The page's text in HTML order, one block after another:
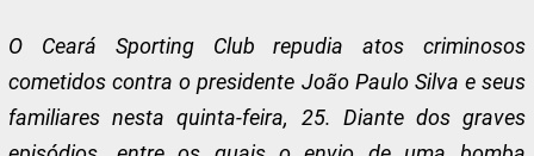
O Ceará Sporting Club repudia atos criminosos
cometidos contra o presidente João Paulo Silva e seus
familiares nesta quinta-feira, 25. Diante dos graves